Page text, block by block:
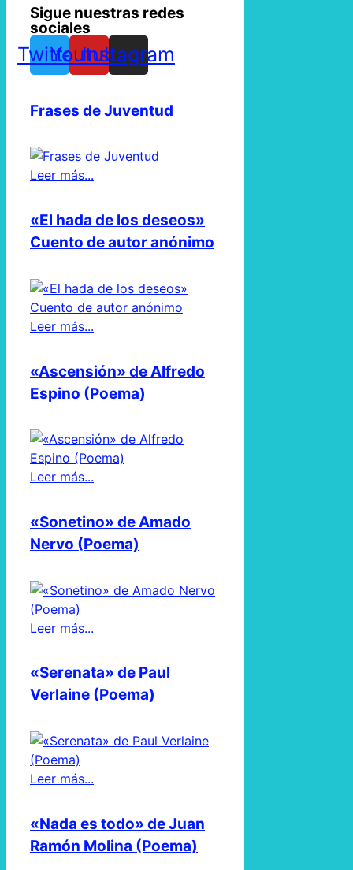
Sigue nuestras redes
sociales
TwitterYoutube
Instagram
Frases de Juventud
Leer más...
«El hada de los deseos»
Cuento de autor anónimo
Leer más...
«Ascensión» de Alfredo
Espino (Poema)
Leer más...
«Sonetino» de Amado
Nervo (Poema)
Leer más...
«Serenata» de Paul
Verlaine (Poema)
Leer más...
«Nada es todo» de Juan
Ramón Molina (Poema)